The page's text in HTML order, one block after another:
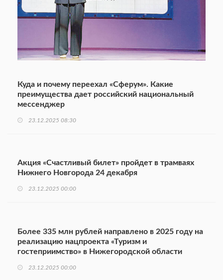
Куда и почему переехал «Сферум». Какие
преимущества дает российский национальный
мессенджер
23.12.2025 08:30
Акция «Счастливый билет» пройдет в трамваях
Нижнего Новгорода 24 декабря
23.12.2025 00:00
Более 335 млн рублей направлено в 2025 году на
реализацию нацпроекта «Туризм и
гостеприимство» в Нижегородской области
23.12.2025 00:00